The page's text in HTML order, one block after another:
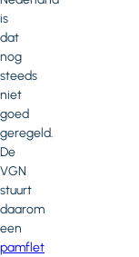
is
dat
nog
steeds
niet
goed
geregeld.
De
VGN
stuurt
daarom
een
pamflet